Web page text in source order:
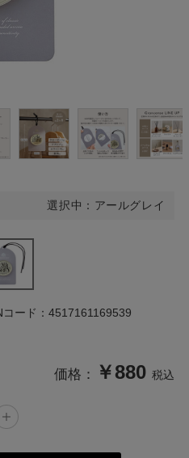
選択中：アールグレイ
ード： 4517161169539
価格： ￥880 税込